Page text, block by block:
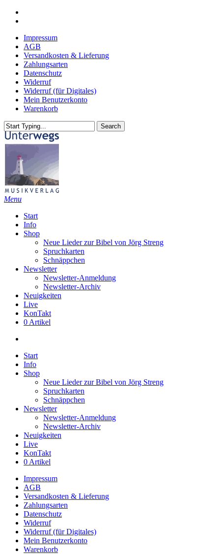
Skip
contentImpressum
AGB
Versandkosten & Lieferung
Zahlungsarten
Datenschutz
Widerruf
Widerruf (für Digitales)
Mein Benutzerkonto
Warenkorb
Search
Close
Search
search
Menu
Start
Info
Shop
Neue Lieder zur Bibel von Jörg Streng
Spruchkarten
Schnäppchen
Newsletter
Newsletter-Anmeldung
Newsletter-Archiv
Neuigkeiten
Live
KonTakt
0 Artikel
Start
Info
Shop
Neue Lieder zur Bibel von Jörg Streng
Spruchkarten
Schnäppchen
Newsletter
Newsletter-Anmeldung
Newsletter-Archiv
Neuigkeiten
Live
KonTakt
0 Artikel
Impressum
AGB
Versandkosten & Lieferung
Zahlungsarten
Datenschutz
Widerruf
Widerruf (für Digitales)
Mein Benutzerkonto
Warenkorb